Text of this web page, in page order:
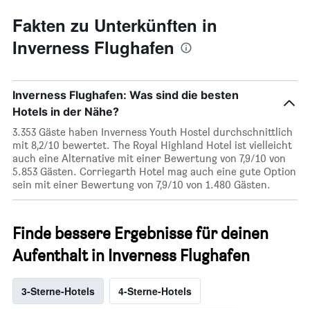
Fakten zu Unterkünften in
Inverness Flughafen
Inverness Flughafen: Was sind die besten
Hotels in der Nähe?
3.353 Gäste haben Inverness Youth Hostel durchschnittlich
mit 8,2/10 bewertet. The Royal Highland Hotel ist vielleicht
auch eine Alternative mit einer Bewertung von 7,9/10 von
5.853 Gästen. Corriegarth Hotel mag auch eine gute Option
sein mit einer Bewertung von 7,9/10 von 1.480 Gästen.
Finde bessere Ergebnisse für deinen
Aufenthalt in Inverness Flughafen
3-Sterne-Hotels 4-Sterne-Hotels